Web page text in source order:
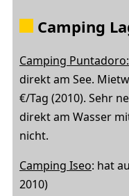
Camping
Camping Puntadoro:
direkt am See.
€/Tag (2010). Sehr
direkt am Wasser
nicht.
Camping Iseo: hat
2010)